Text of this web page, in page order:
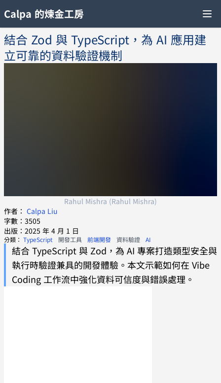
Calpa 的煉金工房
結合 Zod 與 TypeScript，為 AI 應用建
立可靠的資料驗證機制
Rahul Mishra (Rahul Mishra)
作者： Calpa Liu
字數：3505
出版：2025 年 4 月 1 日
分類： TypeScript 開發工具 前端開發 資料驗證 AI
結合 TypeScript 與 Zod，為 AI 專案打造類型安全與
執行時驗證兼具的開發體驗。本文示範如何在 Vibe
Coding 工作流中強化資料可信度與錯誤處理。